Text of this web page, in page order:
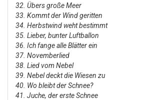
32. Übers große Meer
33. Kommt der Wind geritten
34. Herbstwind weht bestimmt
35. Lieber, bunter Luftballon
36. Ich fange alle Blätter ein
37. Novemberlied
38. Lied vom Nebel
39. Nebel deckt die Wiesen zu
40. Wo bleibt der Schnee?
41. Juche, der erste Schnee